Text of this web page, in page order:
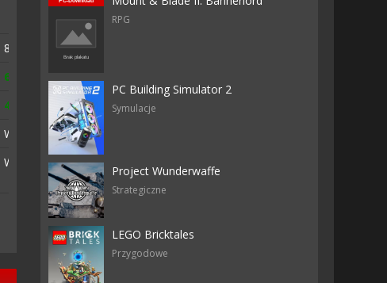
8756 razy
637
43
Wabbaboy
Wabbaboy
RPG
PC Building Simulator 2
Symulacje
Project Wunderwaffe
Strategiczne
LEGO Bricktales
Przygodowe